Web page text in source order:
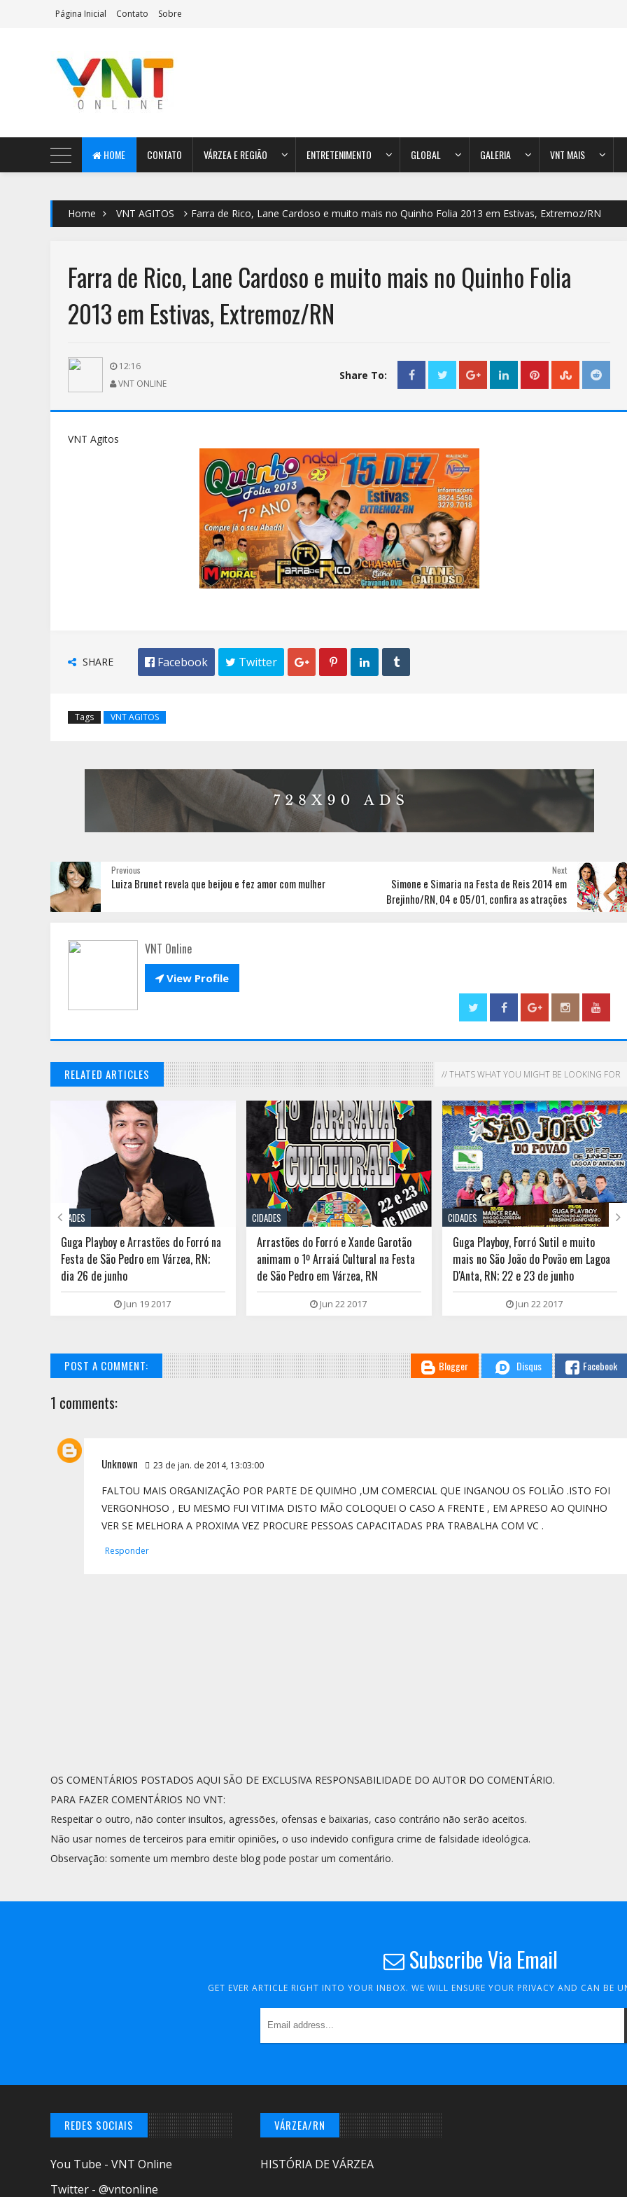
Página Inicial Contato Sobre
AeroMag Blogger Template
HOME CONTATO VÁRZEA E REGIÃO ENTRETENIMENTO GLOBAL GALERIA VNT MAIS
Home VNT AGITOS Farra de Rico, Lane Cardoso e muito mais no Quinho Folia 2013 em Estivas, Extremoz/RN
Farra de Rico, Lane Cardoso e muito mais no Quinho Folia
2013 em Estivas, Extremoz/RN
12:16
VNT ONLINE
Share To:
VNT Agitos
SHARE  Facebook  Twitter    
Tags VNT AGITOS
Next
Simone e Simaria na Festa de Reis 2014 em
Brejinho/RN, 04 e 05/01, confira as atrações
Previous
Luiza Brunet revela que beijou e fez amor com mulher
VNT Online
View Profile
RELATED ARTICLES // THATS WHAT YOU MIGHT BE LOOKING FOR
CIDADES
Guga Playboy e Arrastões do Forró na
Festa de São Pedro em Várzea, RN;
dia 26 de junho
Jun 19 2017
CIDADES
Arrastões do Forró e Xande Garotão
animam o 1º Arraiá Cultural na Festa
de São Pedro em Várzea, RN
Jun 22 2017
CIDADES
Guga Playboy, Forró Sutil e muito
mais no São João do Povão em Lagoa
D'Anta, RN; 22 e 23 de junho
Jun 22 2017
 
POST A COMMENT: Blogger Disqus Facebook
1 comments:
Unknown 23 de jan. de 2014, 13:03:00
FALTOU MAIS ORGANIZAÇÃO POR PARTE DE QUIMHO ,UM COMERCIAL QUE INGANOU OS FOLIÃO .ISTO FOI
VERGONHOSO , EU MESMO FUI VITIMA DISTO MÃO COLOQUEI O CASO A FRENTE , EM APRESO AO QUINHO
VER SE MELHORA A PROXIMA VEZ PROCURE PESSOAS CAPACITADAS PRA TRABALHA COM VC .
Responder
OS COMENTÁRIOS POSTADOS AQUI SÃO DE EXCLUSIVA RESPONSABILIDADE DO AUTOR DO COMENTÁRIO.
PARA FAZER COMENTÁRIOS NO VNT:
Respeitar o outro, não conter insultos, agressões, ofensas e baixarias, caso contrário não serão aceitos.
Não usar nomes de terceiros para emitir opiniões, o uso indevido configura crime de falsidade ideológica.
Observação: somente um membro deste blog pode postar um comentário.
Subscribe Via Email
GET EVER ARTICLE RIGHT INTO YOUR INBOX. WE WILL ENSURE YOUR PRIVACY AND CAN BE
REDES SOCIAIS
You Tube - VNT Online
Twitter - @vntonline
VÁRZEA/RN
HISTÓRIA DE VÁRZEA